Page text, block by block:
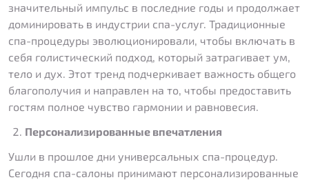
значительный импульс в последние годы и продолжает
доминировать в индустрии спа-услуг. Традиционные
спа-процедуры эволюционировали, чтобы включать в
себя голистический подход, который затрагивает ум,
тело и дух. Этот тренд подчеркивает важность общего
благополучия и направлен на то, чтобы предоставить
гостям полное чувство гармонии и равновесия.
Персонализированные впечатления
Ушли в прошлое дни универсальных спа-процедур.
Сегодня спа-салоны принимают персонализированные